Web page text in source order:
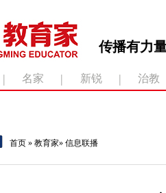
传播有力
| 名家 | 新锐 | 治教
首页» 教育家» 信息联播